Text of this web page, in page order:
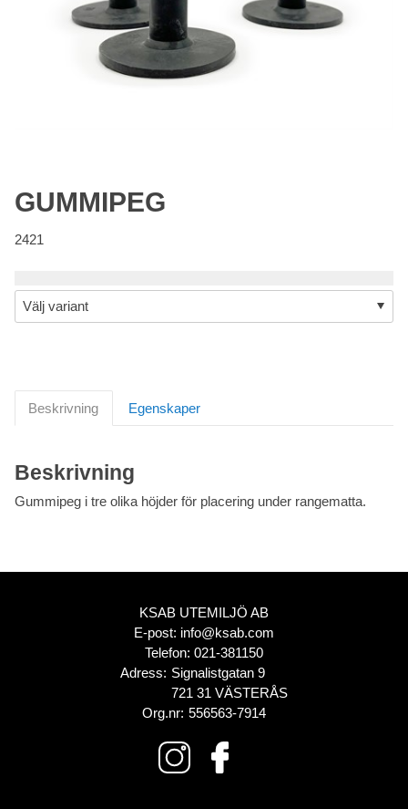
GUMMIPEG
2421
Beskrivning Egenskaper
Beskrivning
Gummipeg i tre olika höjder för placering under rangematta.
KSAB UTEMILJÖ AB
E-post: info@ksab.com
Telefon: 021-381150
Adress: Signalistgatan 9
721 31 VÄSTERÅS
Org.nr: 556563-7914